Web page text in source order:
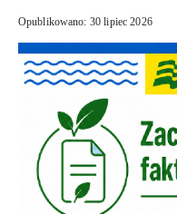
Opublikowano: 30 lipiec 2026